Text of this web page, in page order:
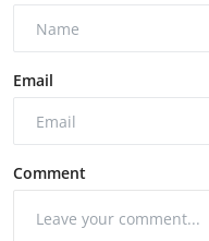
Email
Comment